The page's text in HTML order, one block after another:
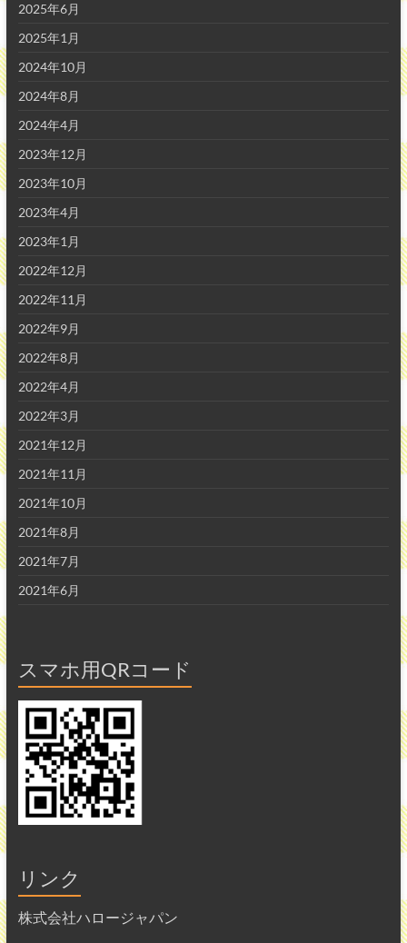
2025年6月
2025年1月
2024年10月
2024年8月
2024年4月
2023年12月
2023年10月
2023年4月
2023年1月
2022年12月
2022年11月
2022年9月
2022年8月
2022年4月
2022年3月
2021年12月
2021年11月
2021年10月
2021年8月
2021年7月
2021年6月
スマホ用QRコード
リンク
株式会社ハロージャパン